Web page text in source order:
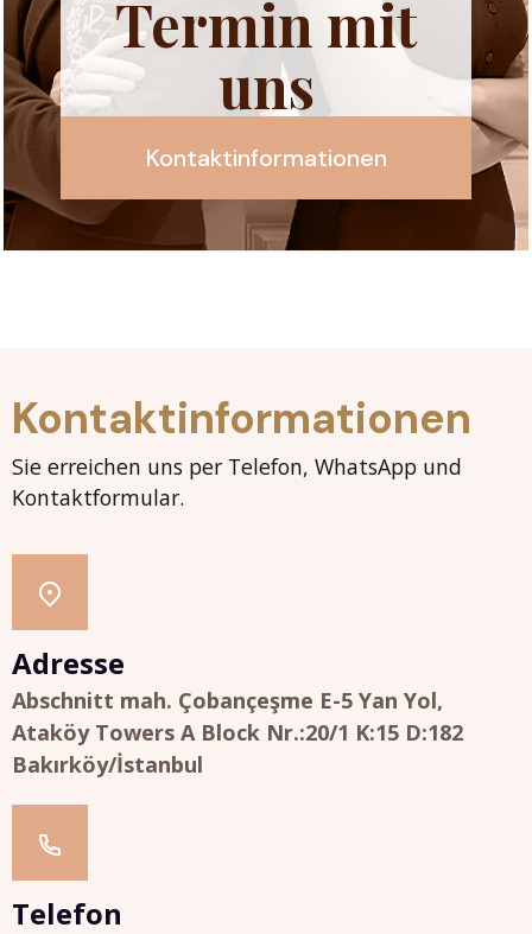
Termin mit
uns
Kontaktinformationen
Kontaktinformationen
Sie erreichen uns per Telefon, WhatsApp und
Kontaktformular.
Adresse
Abschnitt mah. Çobançeşme E-5 Yan Yol,
Ataköy Towers A Block Nr.:20/1 K:15 D:182
Bakırköy/İstanbul
Telefon